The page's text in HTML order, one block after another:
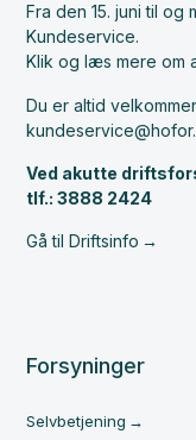
Fra den 15. juni til og
Kundeservice.
Klik og læs mere om
Du er altid
Ved akutte
tlf.: 3888 2424
Gå til Driftsinfo
Forsyninger
Selvbetjening